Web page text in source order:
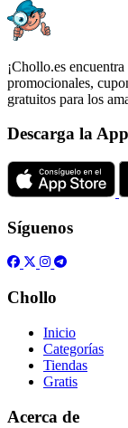
¡Chollo.es
promocionales,
gratuitos para los
Descarga la App
Síguenos
Chollo
Inicio
Categorías
Tiendas
Gratis
Acerca de